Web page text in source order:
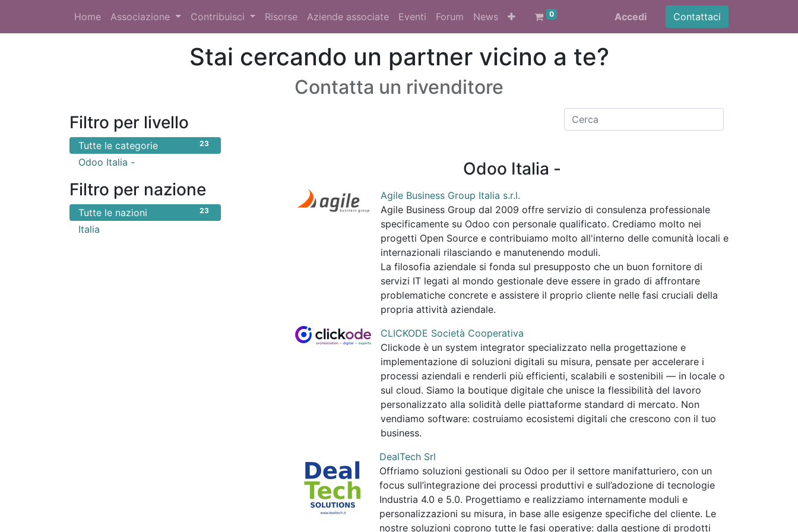
Home Associazione Contribuisci Risorse Aziende associate Eventi Forum News 0 Accedi Contattaci
Stai cercando un partner vicino a te?
Contatta un rivenditore
Filtro per livello
23
Tutte le categorie
Odoo Italia -
Filtro per nazione
23
Tutte le nazioni
Italia
Odoo Italia -
Agile Business Group Italia s.r.l.
Agile Business Group dal 2009 offre servizio di consulenza professionale
specificamente su Odoo con personale qualificato. Crediamo molto nei
progetti Open Source e contribuiamo molto all'interno delle comunità locali e
internazionali rilasciando e manutenendo moduli.
La filosofia aziendale si fonda sul presupposto che un buon fornitore di
servizi IT legati al mondo gestionale deve essere in grado di affrontare
problematiche concrete e assistere il proprio cliente nelle fasi cruciali della
propria attività aziendale.
CLICKODE Società Cooperativa
Clickode è un system integrator specializzato nella progettazione e
implementazione di soluzioni digitali su misura, pensate per accelerare i
processi aziendali e renderli più efficienti, scalabili e sostenibili — in locale o
sul cloud. Siamo la boutique digitale che unisce la flessibilità del lavoro
personalizzato alla solidità delle piattaforme standard di mercato. Non
vendiamo software: costruiamo ecosistemi digitali che crescono con il tuo
business.
DealTech Srl
Offriamo soluzioni gestionali su Odoo per il settore manifatturiero, con un
focus sull’integrazione dei processi produttivi e sull’adozione di tecnologie
Industria 4.0 e 5.0. Progettiamo e realizziamo internamente moduli e
personalizzazioni su misura, in base alle esigenze specifiche del cliente. Le
nostre soluzioni coprono tutte le fasi operative: dalla gestione di prodotti